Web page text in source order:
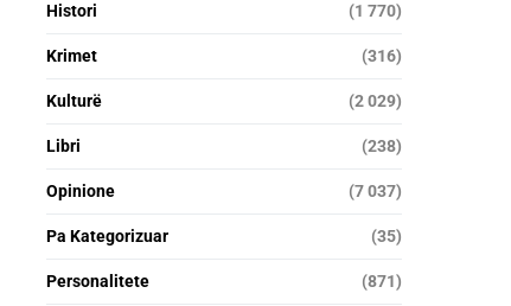
Histori (1 770)
Krimet (316)
Kulturë (2 029)
Libri (238)
Opinione (7 037)
Pa Kategorizuar (35)
Personalitete (871)